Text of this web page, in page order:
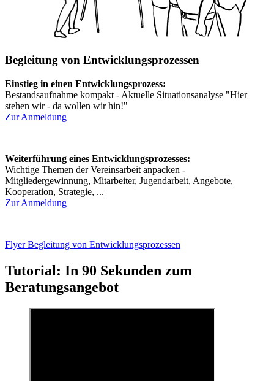
Begleitung von Entwicklungsprozessen
Einstieg in einen Entwicklungsprozess:
Bestandsaufnahme kompakt - Aktuelle Situationsanalyse "Hier
stehen wir - da wollen wir hin!"
Zur Anmeldung
Weiterführung eines Entwicklungsprozesses:
Wichtige Themen der Vereinsarbeit anpacken -
Mitgliedergewinnung, Mitarbeiter, Jugendarbeit, Angebote,
Kooperation, Strategie, ...
Zur Anmeldung
Flyer Begleitung von Entwicklungsprozessen
Tutorial: In 90 Sekunden zum
Beratungsangebot